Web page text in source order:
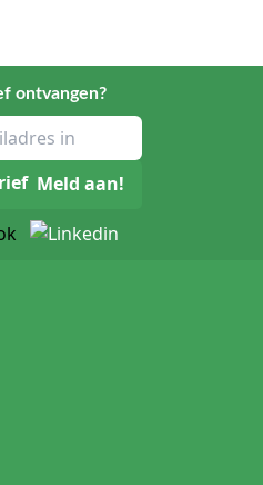
ontvangen?
Meld aan!